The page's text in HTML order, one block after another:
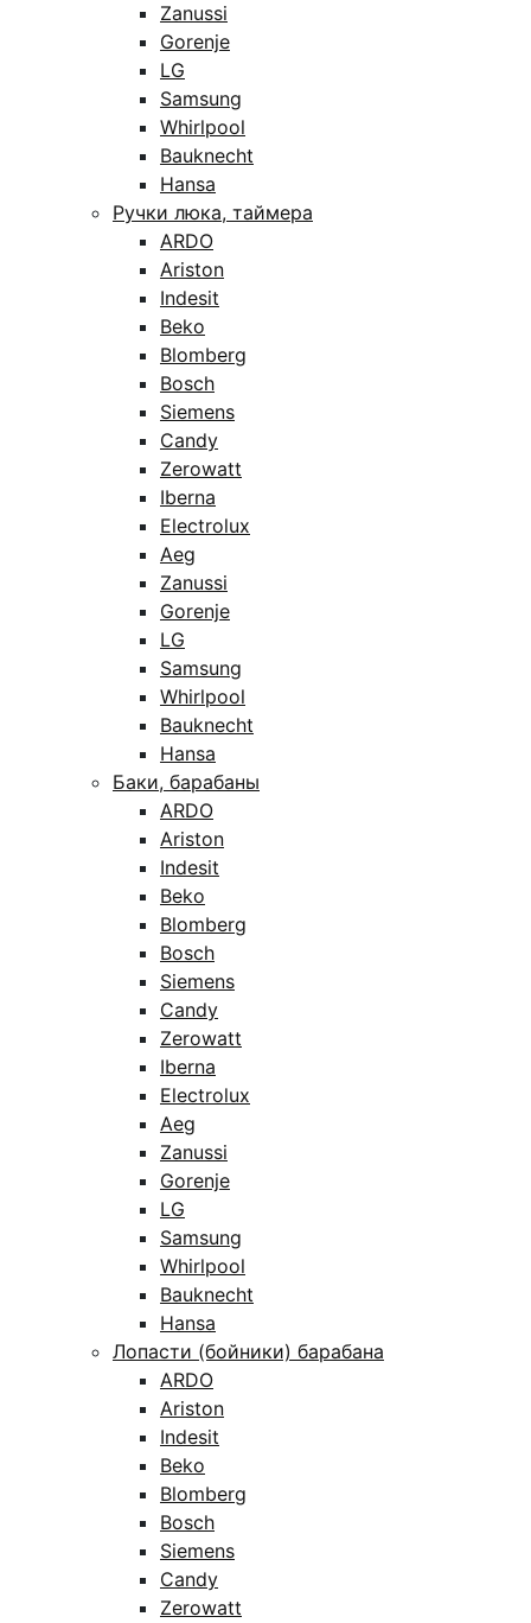
Zanussi
Gorenje
LG
Samsung
Whirlpool
Bauknecht
Hansa
Ручки люка, таймера
ARDO
Ariston
Indesit
Beko
Blomberg
Bosch
Siemens
Candy
Zerowatt
Iberna
Electrolux
Aeg
Zanussi
Gorenje
LG
Samsung
Whirlpool
Bauknecht
Hansa
Баки, барабаны
ARDO
Ariston
Indesit
Beko
Blomberg
Bosch
Siemens
Candy
Zerowatt
Iberna
Electrolux
Aeg
Zanussi
Gorenje
LG
Samsung
Whirlpool
Bauknecht
Hansa
Лопасти (бойники) барабана
ARDO
Ariston
Indesit
Beko
Blomberg
Bosch
Siemens
Candy
Zerowatt